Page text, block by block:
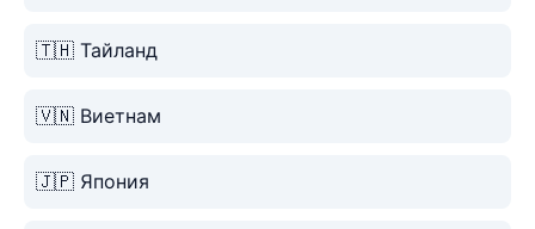
🇹🇭 Тайланд
🇻🇳 Виетнам
🇯🇵 Япония